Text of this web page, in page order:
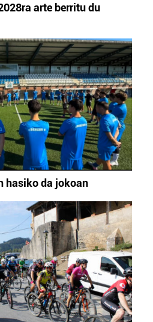
arte berritu du
hasiko da jokoan